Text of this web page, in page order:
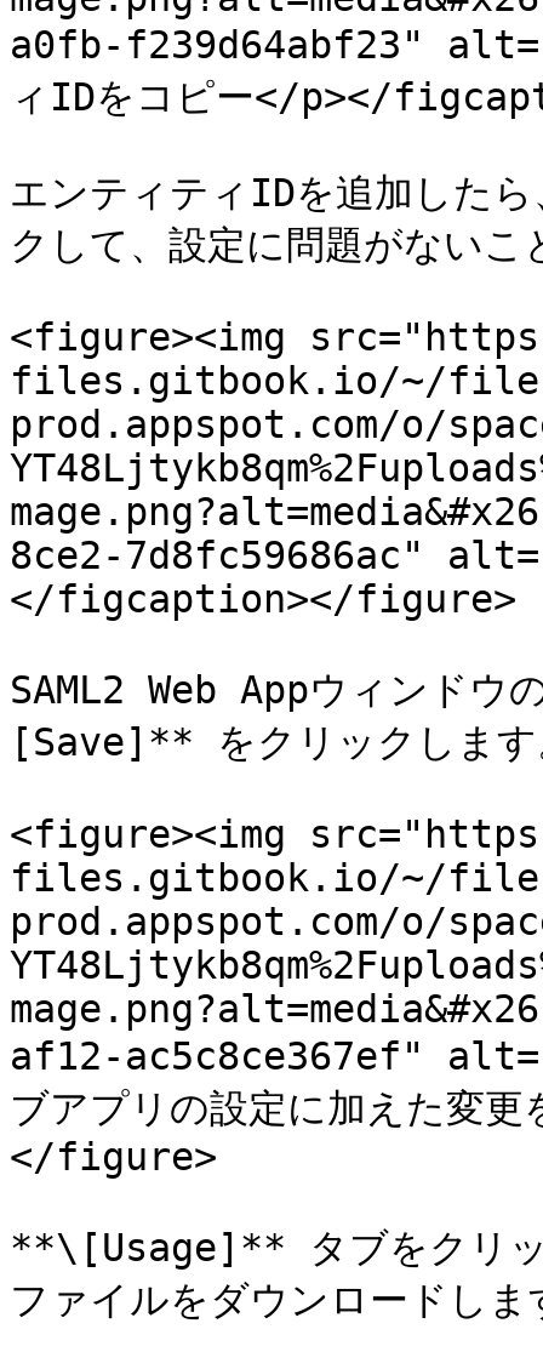
a0fb-f239d64abf23"
ィIDをコピー</p></
エンティティIDを追加し
クして、設定に問題がない
<figure><img
files.gitbook.io/~/
prod.appspot.com/o/
8ce2-7d8fc59686ac"
</figcaption></figure>
SAML2 Web Appウィンド
[Save]** をクリックします
<figure><img
files.gitbook.io/~/
prod.appspot.com/o/
af12-ac5c8ce367ef"
ブアプリの設定に加えた
</figure>
**\[Usage]** タブをクリッ
ファイルをダウンロードしま